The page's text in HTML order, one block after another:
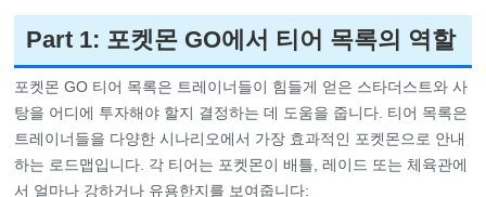
Part 1: 포켓몬 GO에서 티어 목록의 역할
포켓몬 GO 티어 목록은 트레이너들이 힘들게 얻은 스타더스트와 사
탕을 어디에 투자해야 할지 결정하는 데 도움을 줍니다. 티어 목록은
트레이너들을 다양한 시나리오에서 가장 효과적인 포켓몬으로 안내
하는 로드맵입니다. 각 티어는 포켓몬이 배틀, 레이드 또는 체육관에
서 얼마나 강하거나 유용한지를 보여줍니다: